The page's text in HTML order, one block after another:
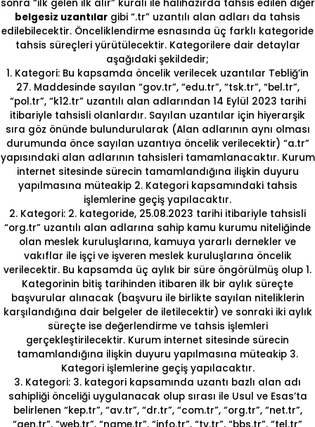
sonra “ilk gelen ilk alır” kuralı ile halihazırda tahsis edilen diğer
belgesiz uzantılar gibi “.tr” uzantılı alan adları da tahsis
edilebilecektir. Önceliklendirme esnasında üç farklı kategoride
tahsis süreçleri yürütülecektir. Kategorilere dair detaylar
aşağıdaki şekildedir;
1. Kategori: Bu kapsamda öncelik verilecek uzantılar Tebliğ’in
27. Maddesinde sayılan “gov.tr”, “edu.tr”, “tsk.tr”, “bel.tr”,
“pol.tr”, “k12.tr” uzantılı alan adlarından 14 Eylül 2023 tarihi
itibariyle tahsisli olanlardır. Sayılan uzantılar için hiyerarşik
sıra göz önünde bulundurularak (Alan adlarının aynı olması
durumunda önce sayılan uzantıya öncelik verilecektir) “a.tr”
yapısındaki alan adlarının tahsisleri tamamlanacaktır. Kurum
internet sitesinde sürecin tamamlandığına ilişkin duyuru
yapılmasına müteakip 2. Kategori kapsamındaki tahsis
işlemlerine geçiş yapılacaktır.
2. Kategori: 2. kategoride, 25.08.2023 tarihi itibariyle tahsisli
“org.tr” uzantılı alan adlarına sahip kamu kurumu niteliğinde
olan meslek kuruluşlarına, kamuya yararlı dernekler ve
vakıflar ile işçi ve işveren meslek kuruluşlarına öncelik
verilecektir. Bu kapsamda üç aylık bir süre öngörülmüş olup 1.
Kategorinin bitiş tarihinden itibaren ilk bir aylık süreçte
başvurular alınacak (başvuru ile birlikte sayılan niteliklerin
karşılandığına dair belgeler de iletilecektir) ve sonraki iki aylık
süreçte ise değerlendirme ve tahsis işlemleri
gerçekleştirilecektir. Kurum internet sitesinde sürecin
tamamlandığına ilişkin duyuru yapılmasına müteakip 3.
Kategori işlemlerine geçiş yapılacaktır.
3. Kategori: 3. kategori kapsamında uzantı bazlı alan adı
sahipliği önceliği uygulanacak olup sırası ile Usul ve Esas’ta
belirlenen “kep.tr”, “av.tr”, “dr.tr”, “com.tr”, “org.tr”, “net.tr”,